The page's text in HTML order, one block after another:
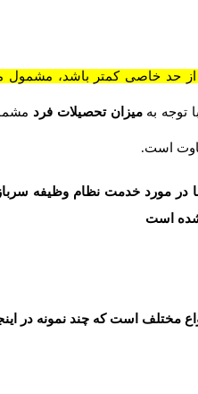
خاصی کمتر باشد، مشمول می
بهمیزان تحصیلات فرد مشمول
است.
مورد خدمت نظام وظیفه سربازی
است که چند نمونه در اینجا